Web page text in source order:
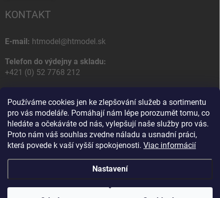
Používáme cookies jen ke zlepšování služeb a sortimentu
pro vás modeláře. Pomáhají nám lépe porozumět tomu, co
hledáte a očekáváte od nás, vylepšují naše služby pro vás.
Proto nám váš souhlas zvedne náladu a usnadní práci,
která povede k vaší vyšší spokojenosti. Viac informácií
Nastavení
KONTAKT
E-mail: htmodel@htmodel.sk
Telefon do výdejny a skladu:
+421 (0) 52 7768 212
HT model
Na letisko 49
058 01 Poprad
Slovenská Republika
Copyright 2026HT model. Všechna práva vyhrazena.Upravit nastavení